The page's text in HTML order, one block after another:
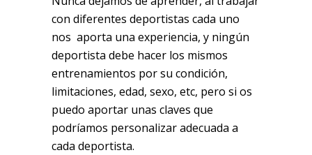
con diferentes deportistas cada uno
nos aporta una experiencia, y ningún
deportista debe hacer los mismos
entrenamientos por su condición,
limitaciones, edad, sexo, etc, pero si os
puedo aportar unas claves que
podríamos personalizar adecuada a
cada deportista.